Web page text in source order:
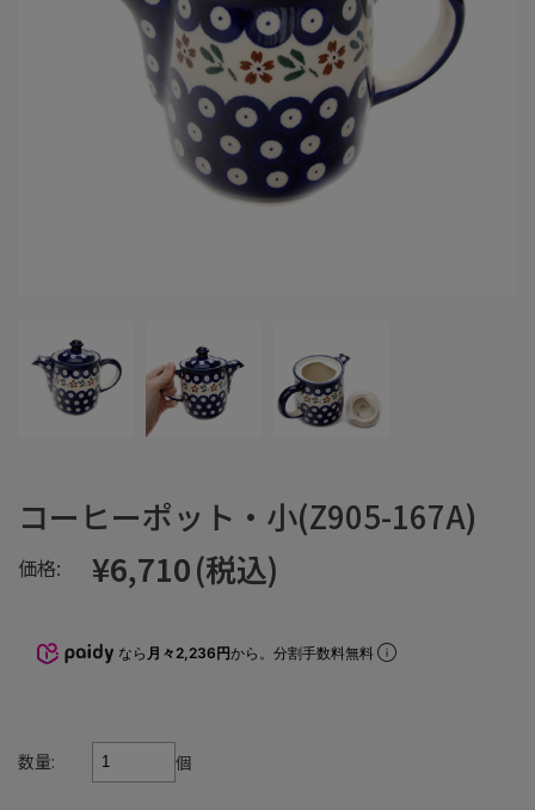
コーヒーポット・小(Z905-167A)
価格: ¥6,710(税込)
なら 月々2,236円から。分割手数料無料
数量: 個